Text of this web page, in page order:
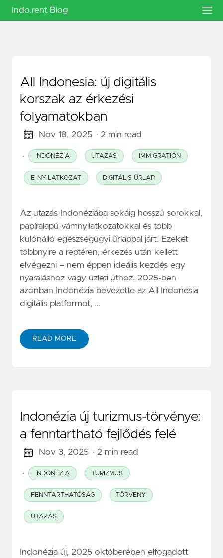
Indo.rent Blog
All Indonesia: új digitális
korszak az érkezési
folyamatokban
Nov 18, 2025 · 2 min read
· INDONÉZIA UTAZÁS IMMIGRATION
E-NYILATKOZAT DIGITÁLIS ŰRLAP
Az utazás Indonéziába sokáig hosszú sorokkal,
papíralapú vámnyilatkozatokkal és több
különálló egészségügyi űrlappal járt. Ezeket
többnyire a reptéren, érkezés után kellett
elvégezni – nem éppen ideális kezdés egy
nyaraláshoz vagy üzleti úthoz. 2025-ben
azonban Indonézia bevezette az All Indonesia
digitális platformot, …
READ MORE
Indonézia új turizmus-törvénye:
a fenntartható fejlődés felé
Nov 3, 2025 · 2 min read
· INDONÉZIA TURIZMUS
FENNTARTHATÓSÁG TÖRVÉNY
UTAZÁS
Indonézia új, 2025 októberében elfogadott